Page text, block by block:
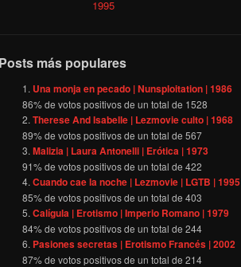
1995
Posts más populares
Una monja en pecado | Nunsploitation | 1986
86% de votos positivos de un total de 1528
Therese And Isabelle | Lezmovie culto | 1968
89% de votos positivos de un total de567
Malizia | Laura Antonelli | Erótica | 1973
91% de votos positivos de un total de422
Cuando cae la noche | Lezmovie | LGTB | 1995
85% de votos positivos de un total de403
Calígula | Erotismo | Imperio Romano | 1979
84% de votos positivos de un total de244
Pasiones secretas | Erotismo Francés | 2002
87% de votos positivos de un total de214